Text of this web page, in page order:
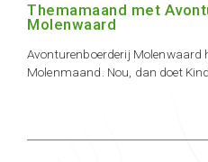
Themamaand met
Molenwaard
Avonturenboerderij Molenwaard
Molenmaand. Nou, dan doet